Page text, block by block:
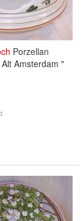
Porzellan
Amsterdam "